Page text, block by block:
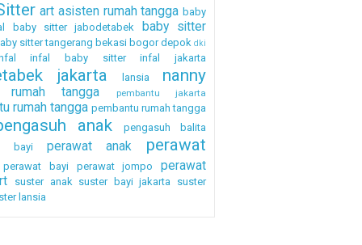
art asisten rumah tangga baby
baby sitter jabodetabek baby sitter
sitter tangerang bekasi bogor depok dki
infal baby sitter infal jakarta
jakarta lansia nanny
rumah tangga pembantu jakarta
rumah tangga pembantu rumah tangga
anak
pengasuh balita
bayi
perawat anak perawat
perawat bayi perawat jompo
perawat
suster anak suster bayi jakarta
suster
lansia